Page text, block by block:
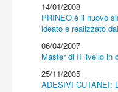
14/01/2008
PRINEO è il nuovo
ideato e realizzato
06/04/2007
Master di II livello in
25/11/2005
ADESIVI CUTANEI: